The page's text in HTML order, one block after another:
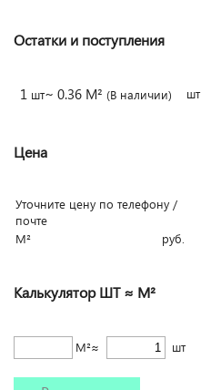
Остатки и поступления
1 шт~ 0.36 М² (В наличии) шт
Цена
Уточните цену по телефону /
почте
М²
руб.
Калькулятор ШТ ≈ М²
М²≈ шт